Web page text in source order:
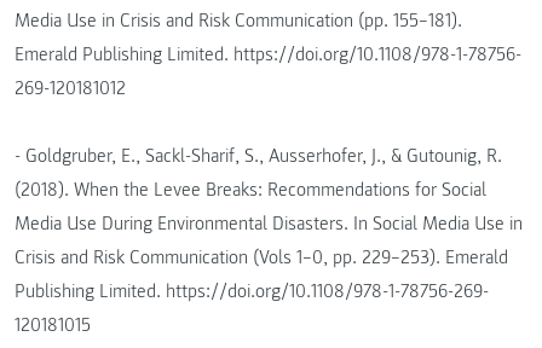
Media Use in Crisis and Risk Communication (pp. 155–181).
Emerald Publishing Limited. https://doi.org/10.1108/978-1-78756-
269-120181012
- Goldgruber, E., Sackl-Sharif, S., Ausserhofer, J., & Gutounig, R.
(2018). When the Levee Breaks: Recommendations for Social
Media Use During Environmental Disasters. In Social Media Use in
Crisis and Risk Communication (Vols 1–0, pp. 229–253). Emerald
Publishing Limited. https://doi.org/10.1108/978-1-78756-269-
120181015